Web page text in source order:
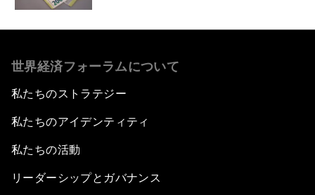
世界経済フォーラムについて
私たちのストラテジー
私たちのアイデンティティ
私たちの活動
リーダーシップとガバナンス